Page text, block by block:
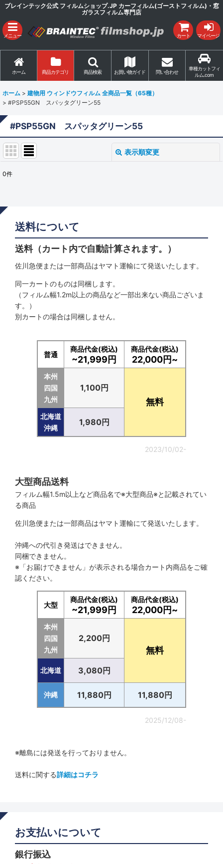
ブレインテック公式 フィルムショップ.JP カーフィルム(ゴーストフィルム)・窓
ガラスフィルム専門店
メニュー カート マイページ
ホーム 商品カテゴリ 商品検索 お買い物ガイド 問い合わせ
車種カットフィ
ルム.com
ホーム > 建物用 ウィンドウフィルム 全商品一覧（65種）
> #PSP55GN スパッタグリーン55
#PSP55GN スパッタグリーン55
表示順変更
0件
送料について
送料（カート内で自動計算されます。）
佐川急便または一部商品はヤマト運輸にて発送いたします。
同一カートのものは同梱します。
（フィルム幅1.2m以上の商品など一部出来ない商品ございま
す。）
別カートの場合は同梱しません。
普通
商品代金(税込)
~21,999円
商品代金(税込)
22,000円~
本州
四国
九州
1,100円
無料
北海道
沖縄
1,980円
2023/10/02-
大型商品送料
フィルム幅1.5m以上など商品名で※大型商品※と記載されてい
る商品
佐川急便または一部商品はヤマト運輸にて発送いたします。
沖縄への代引き発送はできません。
同梱できません。
※「お届けできません」が表示される場合カート内商品をご確
認ください。
大型
商品代金(税込)
~21,999円
商品代金(税込)
22,000円~
本州
四国
九州
2,200円
無料
北海道 3,080円
沖縄 11,880円 11,880円
2025/12/08-
※離島には発送を行っておりません。
送料に関する詳細はコチラ
お支払いについて
銀行振込